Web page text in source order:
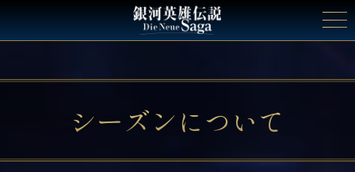
トップ
シーズンについて